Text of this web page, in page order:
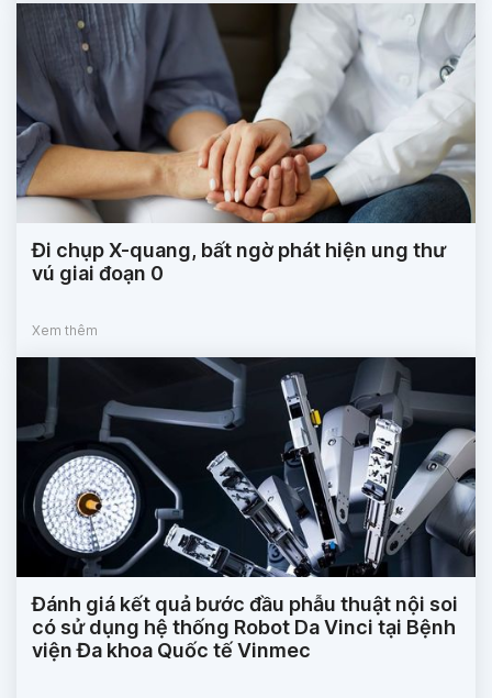
Đi chụp X-quang, bất ngờ phát hiện ung thư
vú giai đoạn 0
Xem thêm
Đánh giá kết quả bước đầu phẫu thuật nội soi
có sử dụng hệ thống Robot Da Vinci tại Bệnh
viện Đa khoa Quốc tế Vinmec